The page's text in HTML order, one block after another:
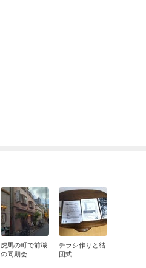
虎馬の町で前職
の同期会
チラシ作りと結
団式